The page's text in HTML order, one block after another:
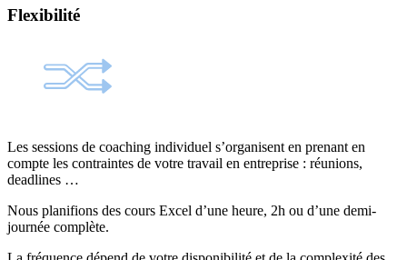
Flexibilité
Les sessions de coaching individuel s’organisent en prenant en
compte les contraintes de votre travail en entreprise : réunions,
deadlines …
Nous planifions des cours Excel d’une heure, 2h ou d’une demi-
journée complète.